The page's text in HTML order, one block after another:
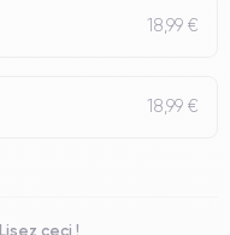
18,99 €
18,99 €
Lisez ceci !